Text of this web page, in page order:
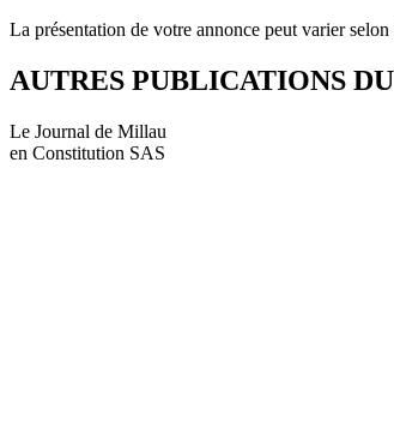
La présentation de votre annonce peut varier
AUTRES PUBLICATIONS
Le Journal de Millau
en Constitution SAS